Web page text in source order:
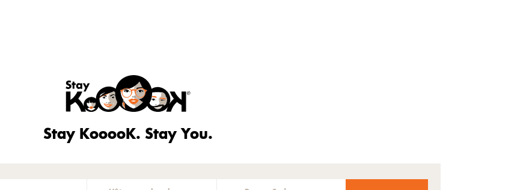
Stay KooooK. Stay You.